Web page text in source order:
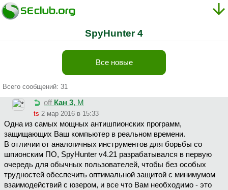
SpyHunter 4
Все новые
Всего сообщений: 31
off Кан 3, М
ts 2 мар 2016 в 15:33
Одна из самых мощных антишпионских программ,
защищающих Ваш компьютер в реальном времени.
В отличии от аналогичных инструментов для борьбы со
шпионским ПО, SpyHunter v4.21 разрабатывался в первую
очередь для обычных пользователей, чтобы без особых
трудностей обеспечить оптимальной защитой с минимумом
взаимодействий с юзером, и все что Вам необходимо - это